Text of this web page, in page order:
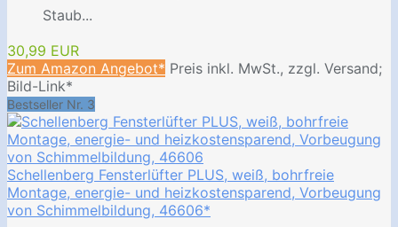
Staub...
30,99 EUR
Zum Amazon Angebot* Preis inkl. MwSt., zzgl. Versand;
Bild-Link*
Bestseller Nr. 3
Schellenberg Fensterlüfter PLUS, weiß, bohrfreie
Montage, energie- und heizkostensparend, Vorbeugung
von Schimmelbildung, 46606*